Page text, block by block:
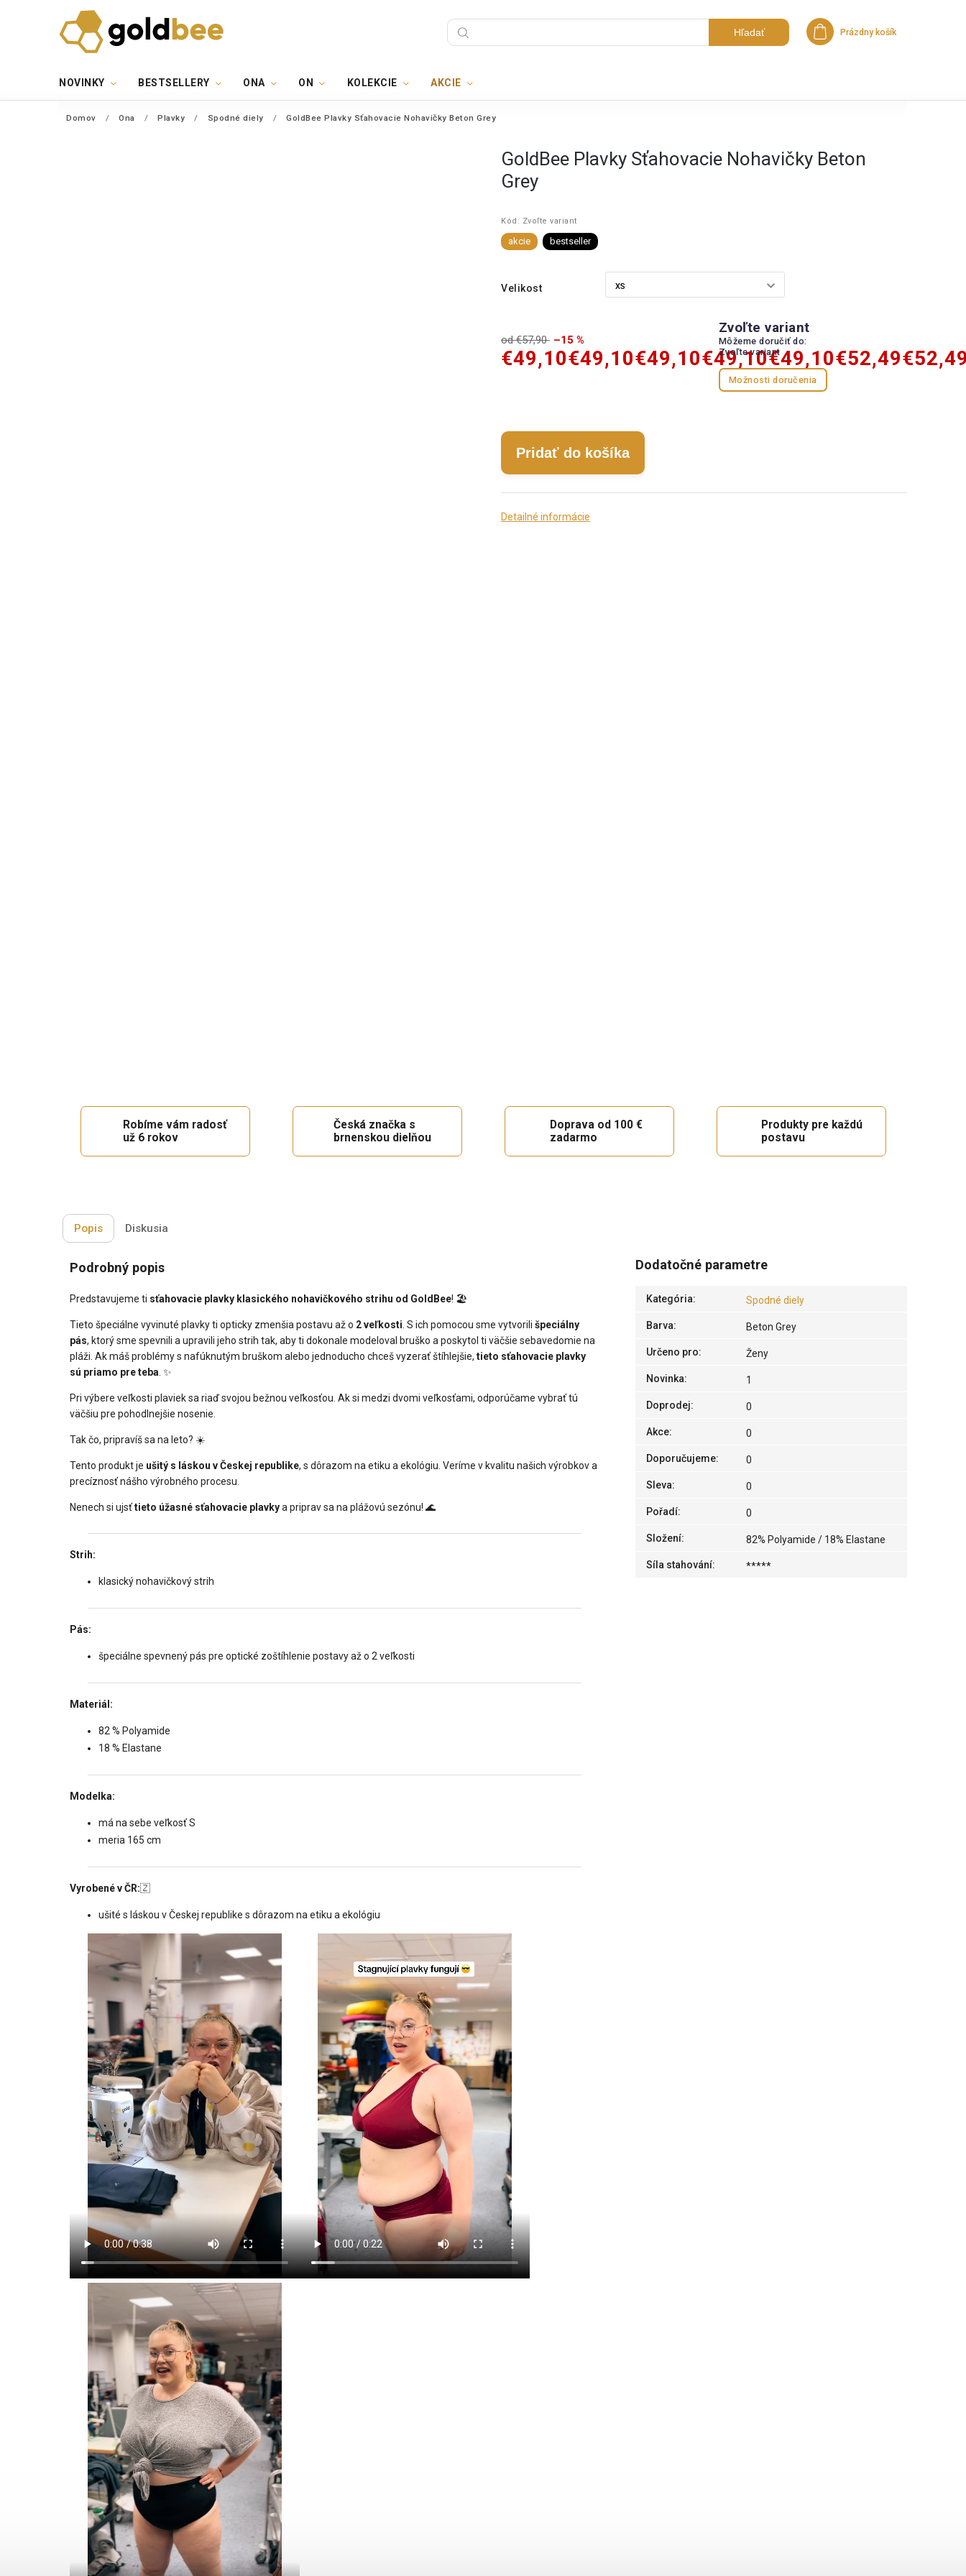
Hľadať Nákupný košík
Prázdny košík
NOVINKY BESTSELLERY ONA ON KOLEKCIE AKCIE
Domov / Ona / Plavky / Spodné diely / GoldBee Plavky Sťahovacie Nohavičky Beton Grey
GoldBee Plavky Sťahovacie Nohavičky Beton
Grey
Kód: Zvoľte variant
akcie bestseller
Velikost
od €57,90 –15 %
€49,10€49,10€49,10€49,10€49,10€52,49
Zvoľte variant
Môžeme doručiť do:
Zvoľte variant
Možnosti doručenia
Pridať do košíka
Detailné informácie
Robíme vám radosť
už 6 rokov
Česká značka s
brnenskou dielňou
Doprava od 100 €
zadarmo
Produkty pre každú
postavu
Popis Diskusia
Podrobný popis
Predstavujeme ti sťahovacie plavky klasického nohavičkového strihu od GoldBee! 🏖️
Tieto špeciálne vyvinuté plavky ti opticky zmenšia postavu až o 2 veľkosti . S ich pomocou sme vytvorili špeciálny
pás, ktorý sme spevnili a upravili jeho strih tak, aby ti dokonale modeloval bruško a poskytol ti väčšie sebavedomie na
pláži. Ak máš problémy s nafúknutým bruškom alebo jednoducho chceš vyzerať štíhlejšie, tieto sťahovacie plavky
sú priamo pre teba . ✨
Pri výbere veľkosti plaviek sa riaď svojou bežnou veľkosťou. Ak si medzi dvomi veľkosťami, odporúčame vybrať tú
väčšiu pre pohodlnejšie nosenie.
Tak čo, pripravíš sa na leto? ☀️
Tento produkt je ušitý s láskou v Českej republike, s dôrazom na etiku a ekológiu. Veríme v kvalitu našich výrobkov a
precíznosť nášho výrobného procesu.
Nenech si ujsťtieto úžasné sťahovacie plavkya priprav sa na plážovú sezónu! 🌊
Strih:
klasický nohavičkový strih
Pás:
špeciálne spevnený pás pre optické zoštíhlenie postavy až o 2 veľkosti
Materiál:
82 % Polyamide
18 % Elastane
Modelka:
má na sebe veľkosť S
meria 165 cm
Vyrobené v ČR:🇿
ušité s láskou v Českej republike s dôrazom na etiku a ekológiu
Dodatočné parametre
Kategória: Spodné diely
Barva: Beton Grey
Určeno pro: Ženy
Novinka: 1
Doprodej: 0
Akce: 0
Doporučujeme: 0
Sleva: 0
Pořadí: 0
Složení: 82% Polyamide / 18% Elastane
Síla stahování: *****